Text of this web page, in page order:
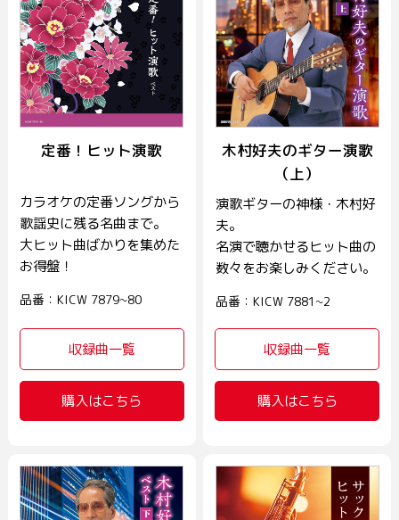
定番！ヒット演歌
カラオケの定番ソングから
歌謡史に残る名曲まで。
大ヒット曲ばかりを集めた
お得盤！
品番：KICW 7879~80
収録曲一覧
購入はこちら
木村好夫のギター演歌
（上）
演歌ギターの神様・木村好
夫。
名演で聴かせるヒット曲の
数々をお楽しみください。
品番：KICW 7881~2
収録曲一覧
購入はこちら